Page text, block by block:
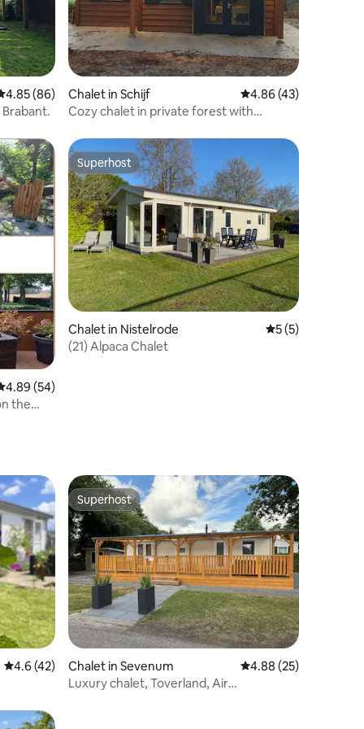
out of 5 average rating, 86 reviews
4.85 (86)
Chalet in Schijf 4.86 out of 5
4.86 (43)
Cozy chalet in private forest with
out of 5 average rating, 54 reviews
4.89 (54)
the
Superhost
Superhost
Chalet in Nistelrode 5 out of 5
5 (5)
(21) Alpaca Chalet
4.6 out of 5 average rating, 42 reviews
4.6 (42)
Superhost
Superhost
Chalet in Sevenum 4.88 out of 5 average
4.88 (25)
Luxury chalet, Toverland, Air